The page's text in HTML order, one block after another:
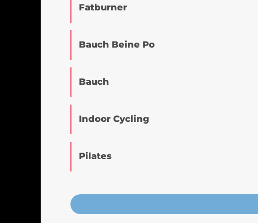
Fatburner
Bauch Beine Po
Bauch
Indoor Cycling
Pilates